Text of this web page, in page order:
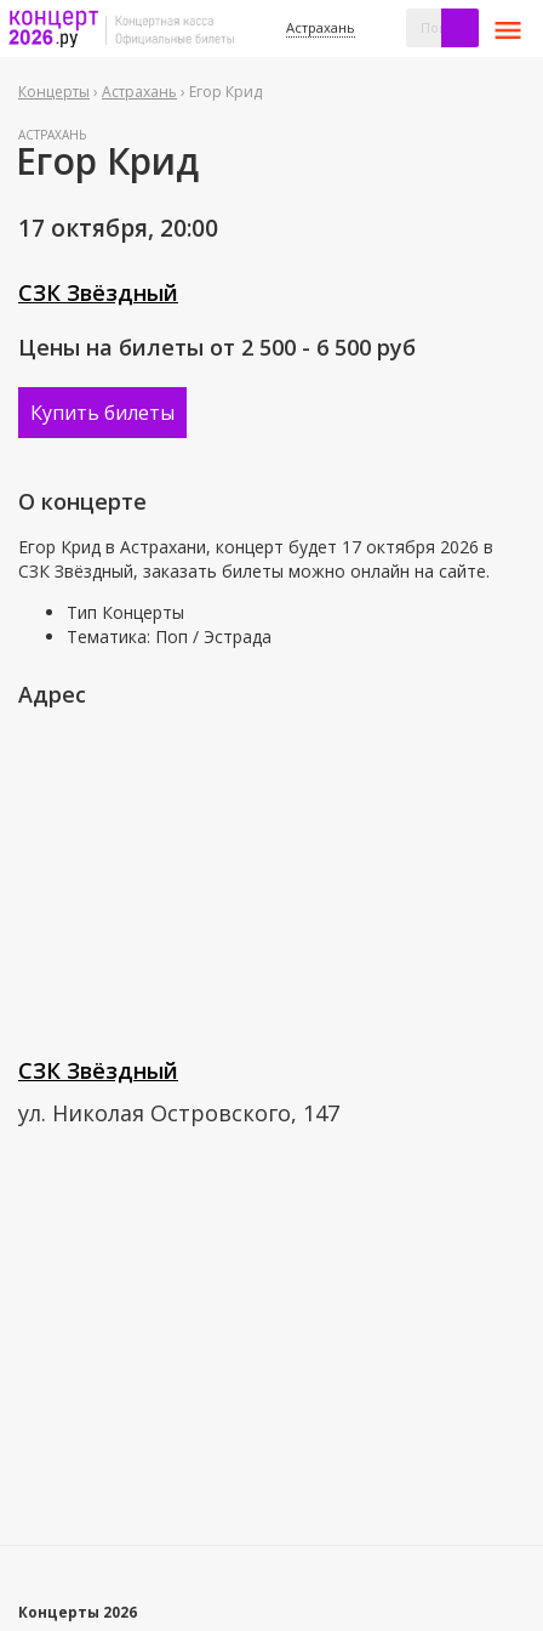
Астрахань
Концерты › Астрахань › Егор Крид
АСТРАХАНЬ
Егор Крид
17 октября, 20:00
СЗК Звёздный
Цены на билеты от 2 500 - 6 500 руб
Купить билеты
О концерте
Егор Крид в Астрахани, концерт будет 17 октября 2026 в
СЗК Звёздный, заказать билеты можно онлайн на сайте.
Тип Концерты
Тематика: Поп / Эстрада
Адрес
СЗК Звёздный
ул. Николая Островского, 147
Концерты 2026